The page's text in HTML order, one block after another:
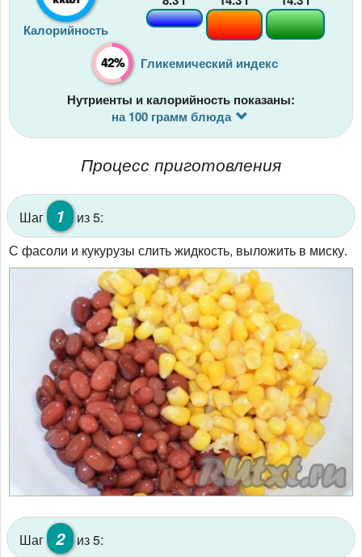
Калорийность
42% Гликемический индекс
Нутриенты и калорийность показаны:
на 100 грамм блюда
Процесс приготовления
Шаг 1
из 5:
С фасоли и кукурузы слить жидкость, выложить в миску.
Шаг 2
из 5: